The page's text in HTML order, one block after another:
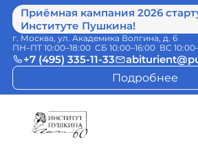
Приёмная кампания 2026
Институте Пушкина!
г. Москва, ул. Академика Волгина, д. 6
ПН–ПТ 10:00–18:00 СБ 10:00–16:00 ВС
+7 (495) 335-11-33
Подробнее